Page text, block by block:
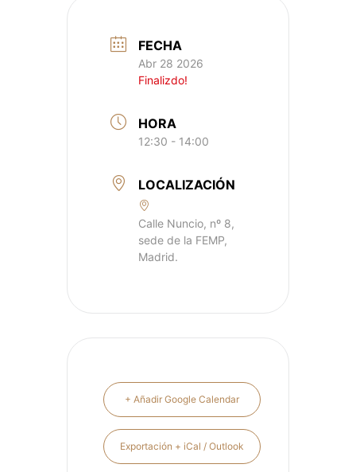
FECHA
Abr 28 2026
Finalizdo!
HORA
12:30 - 14:00
LOCALIZACIÓN
Calle Nuncio, nº 8,
sede de la FEMP,
Madrid.
+ Añadir Google Calendar
Exportación + iCal / Outlook